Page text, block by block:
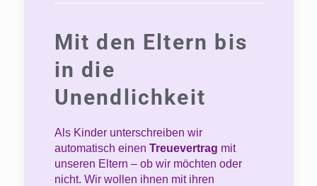
Mit den Eltern bis
in die
Unendlichkeit
Als Kinder unterschreiben wir
automatisch einen Treuevertrag mit
unseren Eltern –ob wir möchten oder
nicht. Wir wollen ihnen mit ihren